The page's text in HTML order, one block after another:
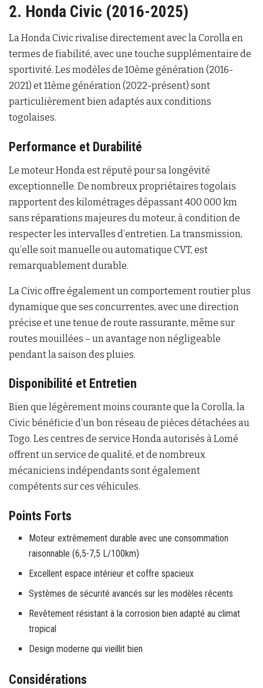
2. Honda Civic (2016-2025)
La Honda Civic rivalise directement avec la Corolla en
termes de fiabilité, avec une touche supplémentaire de
sportivité. Les modèles de 10ème génération (2016-
2021) et 11ème génération (2022-présent) sont
particulièrement bien adaptés aux conditions
togolaises.
Performance et Durabilité
Le moteur Honda est réputé pour sa longévité
exceptionnelle. De nombreux propriétaires togolais
rapportent des kilométrages dépassant 400 000 km
sans réparations majeures du moteur, à condition de
respecter les intervalles d’entretien. La transmission,
qu’elle soit manuelle ou automatique CVT, est
remarquablement durable.
La Civic offre également un comportement routier plus
dynamique que ses concurrentes, avec une direction
précise et une tenue de route rassurante, même sur
routes mouillées – un avantage non négligeable
pendant la saison des pluies.
Disponibilité et Entretien
Bien que légèrement moins courante que la Corolla, la
Civic bénéficie d’un bon réseau de pièces détachées au
Togo. Les centres de service Honda autorisés à Lomé
offrent un service de qualité, et de nombreux
mécaniciens indépendants sont également
compétents sur ces véhicules.
Points Forts
Moteur extrêmement durable avec une consommation
raisonnable (6,5-7,5 L/100km)
Excellent espace intérieur et coffre spacieux
Systèmes de sécurité avancés sur les modèles récents
Revêtement résistant à la corrosion bien adapté au climat
tropical
Design moderne qui vieillit bien
Considérations